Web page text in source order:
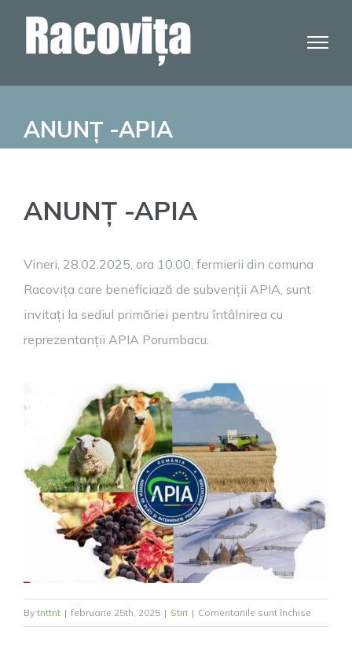
ANUNȚ -APIA
ANUNȚ -APIA
Vineri, 28.02.2025, ora 10:00, fermierii din comuna
Racovița care beneficiază de subvenții APIA, sunt
invitați la sediul primăriei pentru întâlnirea cu
reprezentanții APIA Porumbacu.
By tnttnt | februarie 25th, 2025 | Stiri | Comentariile sunt închise
ANUNȚ